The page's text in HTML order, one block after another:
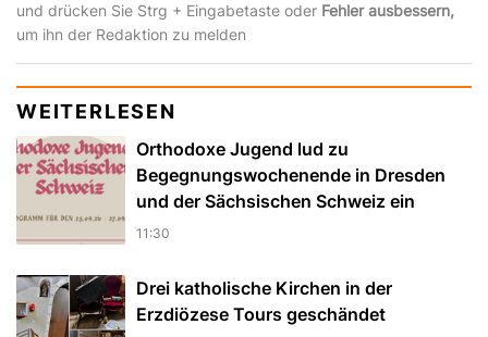
und drücken Sie Strg + Eingabetaste oder Fehler ausbessern,
um ihn der Redaktion zu melden
WEITERLESEN
Orthodoxe Jugend lud zu
Begegnungswochenende in Dresden
und der Sächsischen Schweiz ein
11:30
Drei katholische Kirchen in der
Erzdiözese Tours geschändet